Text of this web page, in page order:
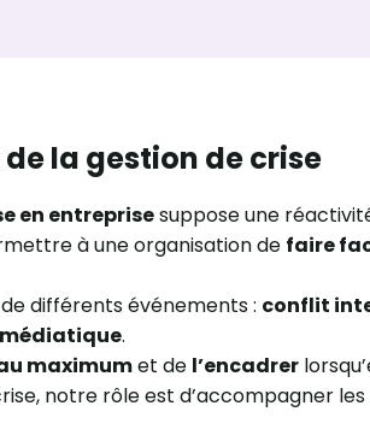
la gestion de crise
en entreprisesuppose une
à une organisation de faire
différents événements : conflit
.
maximumet de l’encadrer
notre rôle est d’accompagner